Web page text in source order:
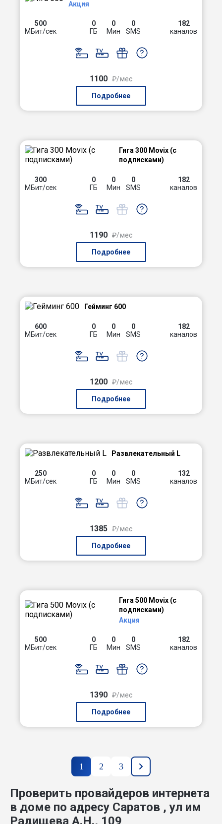
Акция
500
МБит/сек
0
ГБ
0
Мин
0
SMS
182
каналов
1100 ₽/мес
Подробнее
Гига 300 Movix (с
подписками)
300
МБит/сек
0
ГБ
0
Мин
0
SMS
182
каналов
1190 ₽/мес
Подробнее
Гейминг 600
600
МБит/сек
0
ГБ
0
Мин
0
SMS
182
каналов
1200 ₽/мес
Подробнее
Развлекательный L
250
МБит/сек
0
ГБ
0
Мин
0
SMS
132
каналов
1385 ₽/мес
Подробнее
Гига 500 Movix (с
подписками)
Акция
500
МБит/сек
0
ГБ
0
Мин
0
SMS
182
каналов
1390 ₽/мес
Подробнее
1 2 3
Проверить провайдеров интернета
в доме по адресу Саратов , ул им
Радищева А.Н., 109